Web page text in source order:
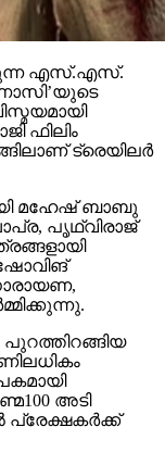
എസ്.എസ്.
ഫിലിം
ട്രെയിലര്‍
മഹേഷ് ബാബു
പൃഥ്വിരാജ്
അടി